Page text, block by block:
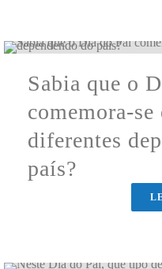
Sabia que o
comemora-se
diferentes
país?